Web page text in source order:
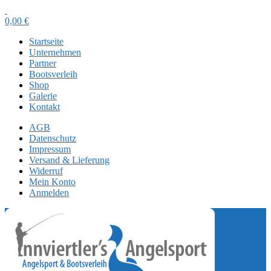
0,00 €
Startseite
Unternehmen
Partner
Bootsverleih
Shop
Galerie
Kontakt
AGB
Datenschutz
Impressum
Versand & Lieferung
Widerruf
Mein Konto
Anmelden